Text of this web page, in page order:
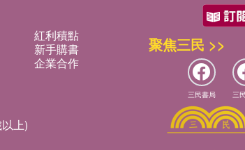
紅利積點
新手購書
企業合作
上)
聚焦三民 >>
三民書局 三